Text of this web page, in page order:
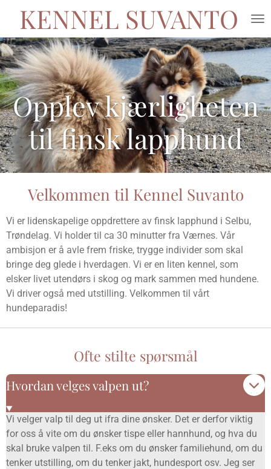
hovedinnhold
KENNEL SUVANTO
Opplev kjærligheten
til finsk lapphund
Velkommen til Kennel Suvanto
Vi er lidenskapelige oppdrettere av finsk lapphund i Selbu,
Trøndelag. Vi holder til ca 30 minutter fra Værnes. Vår
ambisjon er å avle frem friske, trygge individer som skal
bringe deg glede i hverdagen. Vi er en liten kennel, som
elsker livet utendørs i skog og mark sammen med hundene.
Vi driver også med utstilling. Velkommen til vårt
hundeparadis!
Ofte stilte spørsmål
Hvordan velges valpen ut?
Vi velger valp til deg ut ifra dine ønsker. Det er derfor viktig
for oss å vite om du ønsker tispe eller hannhund, og hva du
skal bruke valpen til. F.eks om du ønsker familiehund, om du
tenker utstilling, om du tenker jakt, hundesport osv. Jeg ser